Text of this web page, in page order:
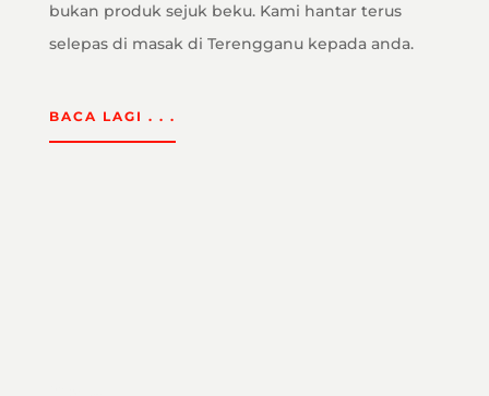
bukan produk sejuk beku. Kami hantar terus
selepas di masak di Terengganu kepada anda.
BACA LAGI . . .